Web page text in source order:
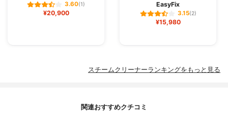
3.60(1)
¥20,900
EasyFix
3.15(2)
¥15,980
スチームクリーナーランキングをもっと見る
関連おすすめクチコミ